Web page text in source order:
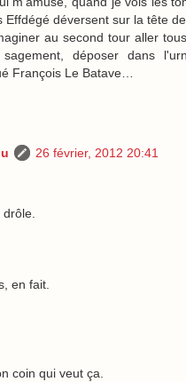
Effdégé déversent sur la tête
au second tour aller
sagement, déposer dans
François Le Batave…
26 février, 2012 20:41
drôle.
en fait.
coin qui veut ça.